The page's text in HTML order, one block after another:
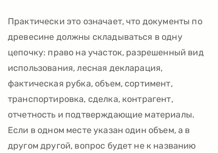
Практически это означает, что документы по
древесине должны складываться в одну
цепочку: право на участок, разрешенный вид
использования, лесная декларация,
фактическая рубка, объем, сортимент,
транспортировка, сделка, контрагент,
отчетность и подтверждающие материалы.
Если в одном месте указан один объем, а в
другом другой, вопрос будет не к названию